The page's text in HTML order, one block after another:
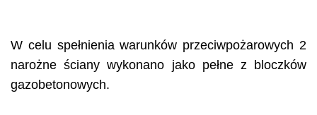
W celu spełnienia warunków przeciwpożarowych 2
narożne ściany wykonano jako pełne z bloczków
gazobetonowych.